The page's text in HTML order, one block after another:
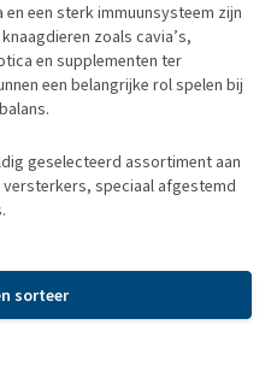
een sterk immuunsysteem zijn
zoals cavia’s,
en supplementen ter
een belangrijke rol spelen bij
geselecteerd assortiment aan
speciaal afgestemd
sorteer